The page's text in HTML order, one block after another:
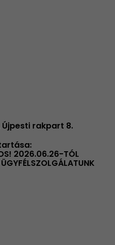
Újpesti rakpart 8.
2026.06.26-TÓL